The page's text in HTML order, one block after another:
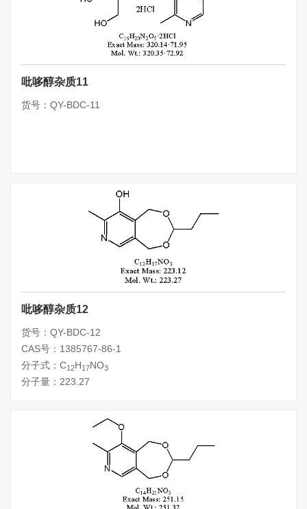
吡哆醇杂质11
货号：QY-BDC-11
吡哆醇杂质12
货号：QY-BDC-12
CAS号：1385767-86-1
分子式：C12H17NO3
分子量：223.27